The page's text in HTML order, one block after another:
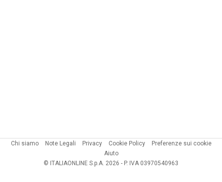
Chi siamo Note Legali Privacy Cookie Policy
Preferenze sui cookie
Aiuto
© ITALIAONLINE S.p.A. 2026 - P. IVA 03970540963